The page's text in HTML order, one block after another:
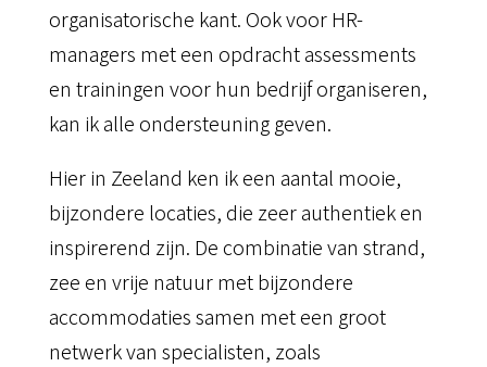
organisatorische kant. Ook voor HR-
managers met een opdracht assessments
en trainingen voor hun bedrijf organiseren,
kan ik alle ondersteuning geven.
Hier in Zeeland ken ik een aantal mooie,
bijzondere locaties, die zeer authentiek en
inspirerend zijn. De combinatie van strand,
zee en vrije natuur met bijzondere
accommodaties samen met een groot
netwerk van specialisten, zoals